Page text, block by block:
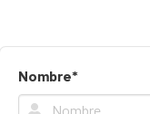
Nombre*